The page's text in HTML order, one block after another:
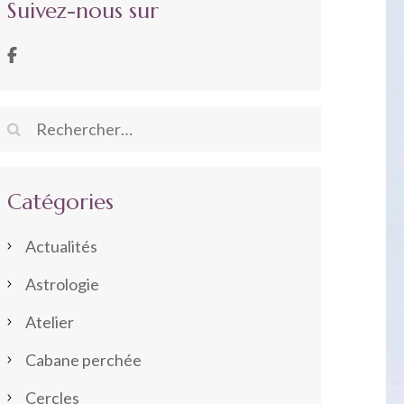
Suivez-nous sur
Rechercher :
Catégories
Actualités
Astrologie
Atelier
Cabane perchée
Cercles